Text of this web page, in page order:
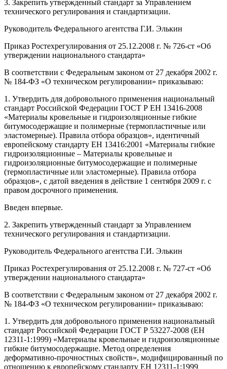
3. Закрепить утвержденный стандарт за Управлением
технического регулирования и стандартизации.
Руководитель Федерального агентства Г.И. Элькин
Приказ Ростехрегулирования от 25.12.2008 г. № 726-ст «Об
утверждении национального стандарта»
В соответствии с Федеральным законом от 27 декабря 2002 г.
№ 184-ФЗ «О техническом регулировании» приказываю:
1. Утвердить для добровольного применения национальный
стандарт Российской Федерации ГОСТ Р ЕН 13416-2008
«Материалы кровельные и гидроизоляционные гибкие
битумосодержащие и полимерные (термопластичные или
эластомерные). Правила отбора образцов», идентичный
европейскому стандарту ЕН 13416:2001 «Материалы гибкие
гидроизоляционные – Материалы кровельные и
гидроизоляционные битумосодержащие и полимерные
(термопластичные или эластомерные). Правила отбора
образцов», с датой введения в действие 1 сентября 2009 г. с
правом досрочного применения.
Введен впервые.
2. Закрепить утвержденный стандарт за Управлением
технического регулирования и стандартизации.
Руководитель Федерального агентства Г.И. Элькин
Приказ Ростехрегулирования от 25.12.2008 г. № 727-ст «Об
утверждении национального стандарта»
В соответствии с Федеральным законом от 27 декабря 2002 г.
№ 184-ФЗ «О техническом регулировании» приказываю:
1. Утвердить для добровольного применения национальный
стандарт Российской Федерации ГОСТ Р 53227-2008 (ЕН
12311-1:1999) «Материалы кровельные и гидроизоляционные
гибкие битумосодержащие. Метод определения
деформативно-прочностных свойств», модифицированный по
отношению к европейскому стандарту ЕН 12311-1:1999